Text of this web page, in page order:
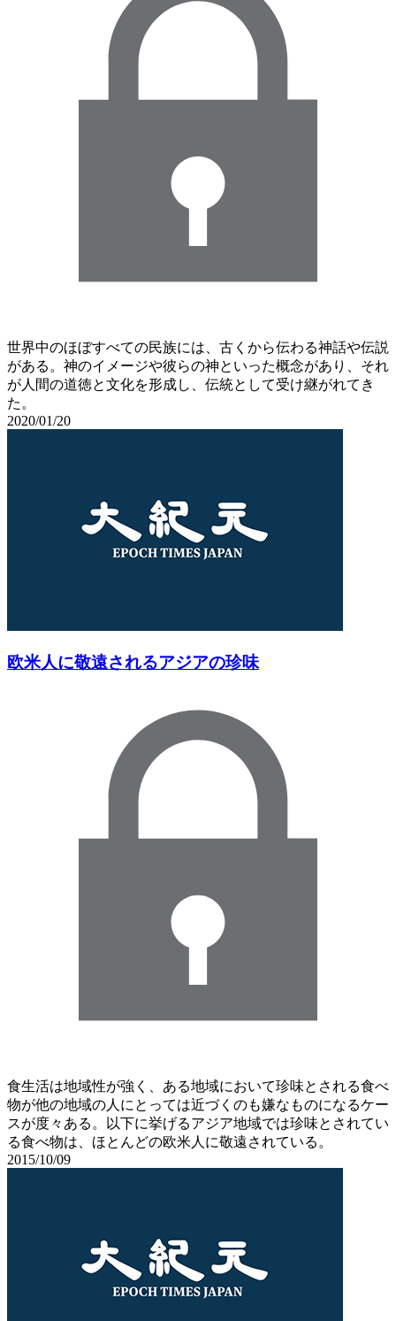
世界中のほぼすべての民族には、古くから伝わる神話や伝説
がある。神のイメージや彼らの神といった概念があり、それ
が人間の道徳と文化を形成し、伝統として受け継がれてき
た。
2020/01/20
欧米人に敬遠されるアジアの珍味
食生活は地域性が強く、ある地域において珍味とされる食べ
物が他の地域の人にとっては近づくのも嫌なものになるケー
スが度々ある。以下に挙げるアジア地域では珍味とされてい
る食べ物は、ほとんどの欧米人に敬遠されている。
2015/10/09